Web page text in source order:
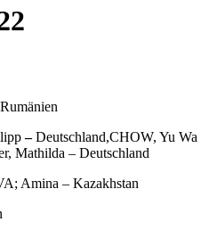
–Deutschland,CHOW, Yu Wa
Mathilda – Deutschland
Amina – Kazakhstan